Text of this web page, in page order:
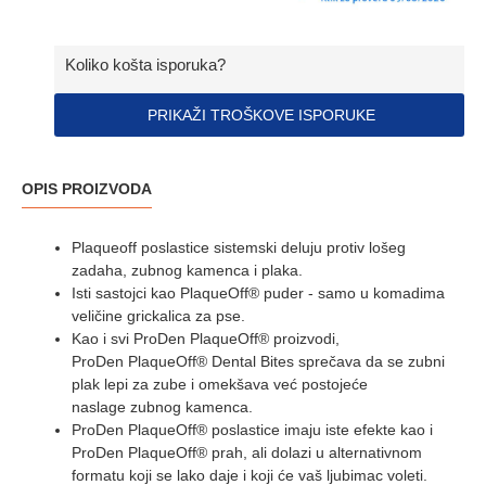
Koliko košta isporuka?
PRIKAŽI TROŠKOVE ISPORUKE
OPIS PROIZVODA
Plaqueoff poslastice sistemski deluju protiv lošeg
zadaha, zubnog kamenca i plaka.
Isti sastojci kao PlaqueOff® puder - samo u komadima
veličine grickalica za pse.
Kao i svi ProDen PlaqueOff® proizvodi,
ProDen PlaqueOff® Dental Bites sprečava da se zubni
plak lepi za zube i omekšava već postojeće
naslage zubnog kamenca.
ProDen PlaqueOff® poslastice imaju iste efekte kao i
ProDen PlaqueOff® prah, ali dolazi u alternativnom
formatu koji se lako daje i koji će vaš ljubimac voleti.